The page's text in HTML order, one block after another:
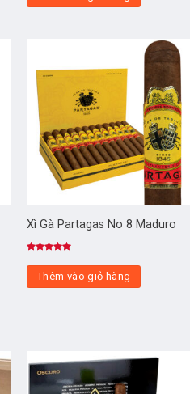
Xì Gà Partagas No 8 Maduro
hạng
5 sao
Thêm vào giỏ hàng